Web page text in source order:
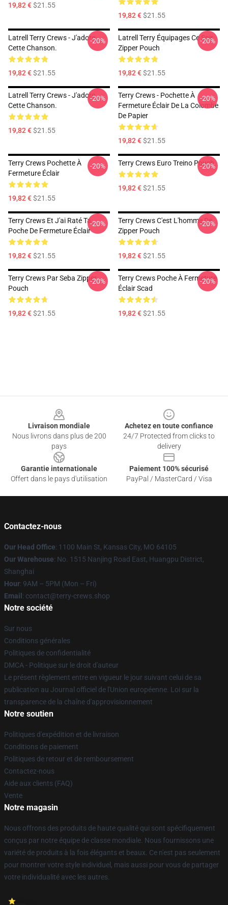
19,82 €$21.55
19,82 €$21.55
Latrell Terry Crews - J'adore
Cette Chanson.
19,82 €$21.55
-20%
Latrell Terry Équipages Ce Soir
Zipper Pouch
19,82 €$21.55
-20%
Latrell Terry Crews - J'adore
Cette Chanson.
19,82 €$21.55
-20%
Terry Crews - Pochette À
Fermeture Éclair De La Colombe
De Papier
19,82 €$21.55
-20%
Terry Crews Pochette À
Fermeture Éclair
19,82 €$21.55
-20% Terry Crews Euro Treino Pouch
19,82 €$21.55
-20%
Terry Crews Et J'ai Raté Ta
Poche De Fermeture Éclair
19,82 €$21.55
-20%
Terry Crews C'est L'homme De
Zipper Pouch
19,82 €$21.55
-20%
Terry Crews Par Seba Zipper
Pouch
19,82 €$21.55
-20%
Terry Crews Poche À Fermeture
Éclair Scad
19,82 €$21.55
-20%
Livraison mondiale
Nous livrons dans plus de 200
pays
Achetez en toute confiance
24/7 Protected from clicks to
delivery
Garantie internationale
Offert dans le pays d'utilisation
Paiement 100% sécurisé
PayPal / MasterCard / Visa
Contactez-nous
Our Head Office: 1100 Main St, Kansas City, MO 64105
Our Warehouse: No. 1515 Nanjing Road East, Huangpu District,
Shanghai
Hour: 9AM – 5PM (Mon – Fri)
Email : contact@terry-crews.shop
Notre société
Sur nous
Conditions générales
Politiques de confidentialité
DMCA - Politique sur le droit d'auteur
Le présent règlement entre en vigueur le jour suivant celui de sa
publication au Journal officiel de l'Union européenne. Loi sur la
transparence de la chaîne d'approvisionnement
Notre soutien
Politiques d'expédition et de livraison
Conditions de paiement
Politiques de retour et de remboursement
Contactez-nous
Aide aux clients (FAQ)
Vente
Notre magasin
Nous offrons des produits de haute qualité qui sont spécifiquement
conçus par notre équipe de classe mondiale. Nous fournissons une
variété de produits à la fois élégants et beaux. Ce n'est pas seulement
pour montrer votre style individuel, mais aussi pour vous de partager
votre individualité avec les autres.